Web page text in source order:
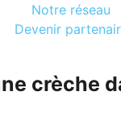
Notre réseau
Devenir
crèche